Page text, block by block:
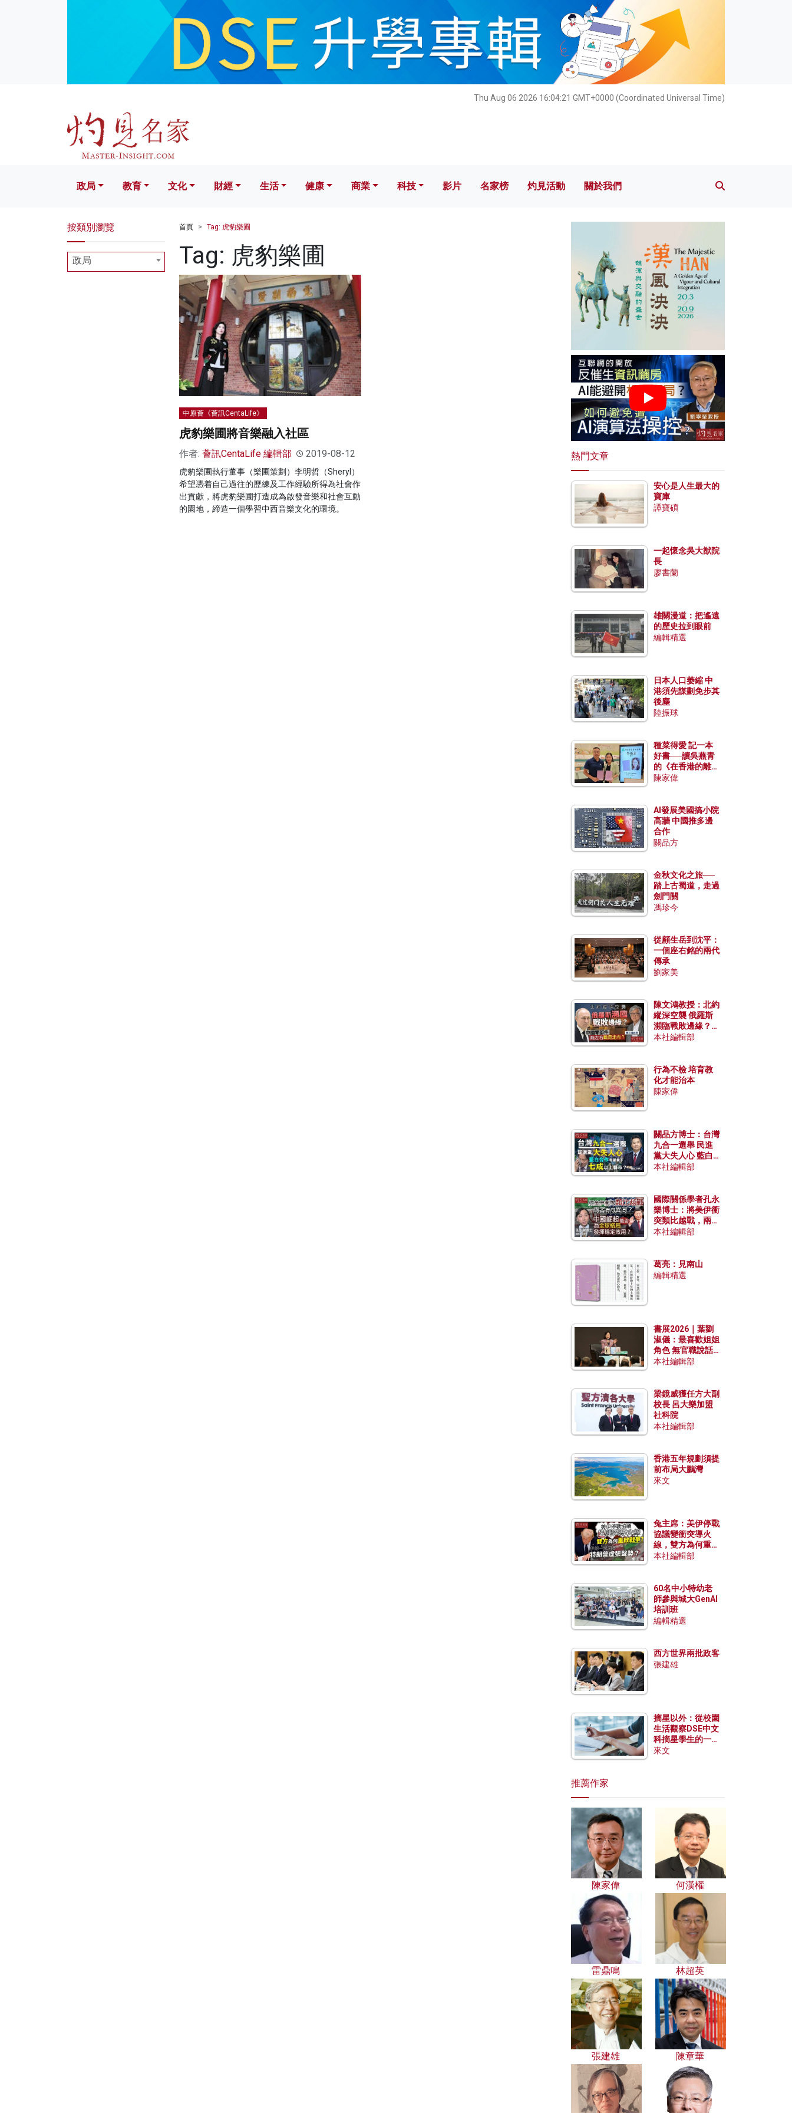
Thu Aug 06 2026 16:04:22 GMT+0000 (Coordinated Universal Time)
文化 財經 生活 健康 科技 影片 名家榜 灼見活動 關於我們
政局 教育 文化 財經 生活 健康 商業 科技 影片 名家榜 灼見活動 關於我們
首頁 Tag: 虎豹樂圃
Tag: 虎豹樂圃
中原薈《薈訊CentaLife》
虎豹樂圃將音樂融入社區
作者: 薈訊CentaLife 編輯部 2019-08-12
虎豹樂圃執行董事（樂圃策劃）李明哲（Sheryl）
希望憑着自己過往的歷練及工作經驗所得為社會作
出貢獻，將虎豹樂圃打造成為啟發音樂和社會互動
的園地，締造一個學習中西音樂文化的環境。
按類別瀏覽
政局
熱門文章
安心是人生最大的
寶庫
譚寶碩
一起懷念吳大猷院
長
廖書蘭
雄關漫道：把遙遠
的歷史拉到眼前
編輯精選
日本人口萎縮 中
港須先謀劃免步其
後塵
陸振球
種菜得愛 記一本
好書──讀吳燕青
的《在香港的離島
種菜》
陳家偉
AI發展美國搞小院
高牆 中國推多邊
合作
關品方
金秋文化之旅──
踏上古蜀道，走過
劍門關
馮珍今
從顧生岳到沈平：
一個座右銘的兩代
傳承
劉家美
陳文鴻教授：北約
縱深空襲 俄羅斯
瀕臨戰敗邊緣？中
國零部件能左右戰
本社編輯部
行為不檢 培育教
化才能治本
陳家偉
關品方博士：台灣
九合一選舉 民進
黨大失人心 藍白
合作有望拿下七成
本社編輯部
國際關係學者孔永
樂博士：將美伊衝
突類比越戰，兩者
有何異同？中國崛
本社編輯部
葛亮：見南山
編輯精選
書展2026｜葉劉
淑儀：最喜歡姐姐
角色 無官職說話
包袱少
本社編輯部
梁鏡威獲任方大副
校長 呂大樂加盟
社科院
本社編輯部
香港五年規劃須提
前布局大鵬灣
來文
兔主席：美伊停戰
協議變衝突導火
線，雙方為何重啟
戰爭？伊朗一早洞
本社編輯部
60名中小特幼老
師參與城大GenAI
培訓班
編輯精選
西方世界兩批政客
張建雄
摘星以外：從校園
生活觀察DSE中文
科摘星學生的一點
特質
來文
推薦作家
陳家偉 何漢權
雷鼎鳴 林超英
張建雄 陳章華